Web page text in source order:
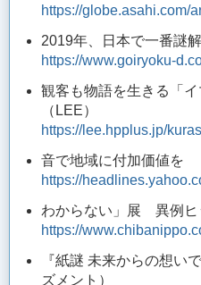
https://globe.asahi.com/
2019年、日本で一番謎
https://www.goiryoku-
観客も物語を生きる「
（LEE）
https://lee.hpplus.jp/
音で地域に付加価値を
https://
わからない」展 異例
https://
『紙謎 未来からの想い
ズメント）